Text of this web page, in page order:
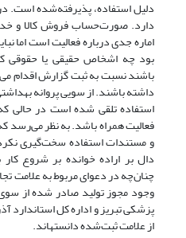
دلیل استفاده، پذیرفته‌شده است.
دارد. صورت‌حساب فروش کالا و
اماره جدی درباره فعالیت است اما
بود چه اشخاص حقیقی یا حقوقی
باشند نسبت به ثبت گزارش اقدام
داشته باشند. از سویی پروانه
استفاده تلقی شده است در حالی
فعالیت همراه باشد. به نظر
و مستندات استفاده سخت‌گیری
دال بر اراده خوانده بر شروع
چنان‌چه در دعوای مربوط به علامت
وجود مجوز تولید صادر شده از
پزشکی تبریز و اداره کل استاندارد
از علامت ثبت‌شده دانسته­اند.